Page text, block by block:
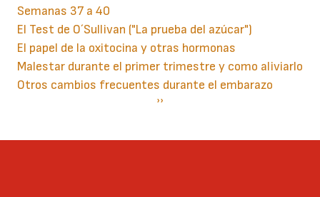
Semanas 37 a 40
El Test de O´Sullivan ("La prueba del azúcar")
El papel de la oxitocina y otras hormonas
Malestar durante el primer trimestre y como aliviarlo
Otros cambios frecuentes durante el embarazo
Siguiente
››